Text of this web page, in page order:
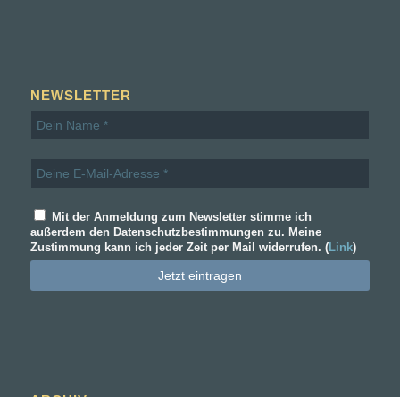
NEWSLETTER
Mit der Anmeldung zum Newsletter stimme ich
außerdem den Datenschutzbestimmungen zu. Meine
Zustimmung kann ich jeder Zeit per Mail widerrufen. (Link)